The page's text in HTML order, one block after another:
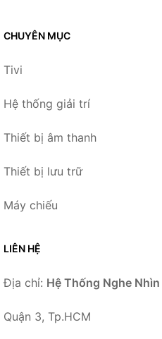
CHUYÊN MỤC
Tivi
Hệ thống giải trí
Thiết bị âm thanh
Thiết bị lưu trữ
Máy chiếu
LIÊN HỆ
Địa chỉ: Hệ Thống Nghe Nhìn
Quận 3, Tp.HCM